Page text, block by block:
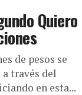
Quiero
de pesos se
través del
en esta...